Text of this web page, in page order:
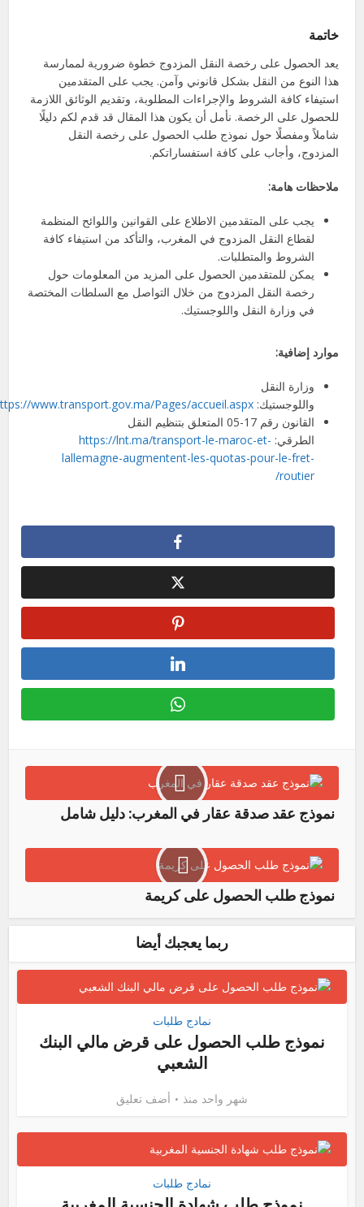
خاتمة
يعد الحصول على رخصة النقل المزدوج خطوة ضرورية لممارسة
هذا النوع من النقل بشكل قانوني وآمن. يجب على المتقدمين
استيفاء كافة الشروط والإجراءات المطلوبة، وتقديم الوثائق اللازمة
للحصول على الرخصة. نأمل أن يكون هذا المقال قد قدم لكم دليلًا
شاملاً ومفصلًا حول نموذج طلب الحصول على رخصة النقل
المزدوج، وأجاب على كافة استفساراتكم.
ملاحظات هامة:
يجب على المتقدمين الاطلاع على القوانين واللوائح المنظمة
لقطاع النقل المزدوج في المغرب، والتأكد من استيفاء كافة
الشروط والمتطلبات.
يمكن للمتقدمين الحصول على المزيد من المعلومات حول
رخصة النقل المزدوج من خلال التواصل مع السلطات المختصة
في وزارة النقل واللوجستيك.
موارد إضافية:
وزارة النقل
واللوجستيك:www.transport.gov.ma/Pages/accueil.aspx
القانون رقم 17-05 المتعلق بتنظيم النقل
الطرقي: https://lnt.ma/transport-le-maroc-et-
lallemagne-augmentent-les-quotas-pour-le-fret-
routier/
نموذج عقد صدقة عقار في المغرب: دليل شامل
نموذج طلب الحصول على كريمة
ربما يعجبك أيضا
نمادج طلبات
نموذج طلب الحصول على قرض مالي البنك
الشعبي
شهر واحد منذ أضف تعليق
نمادج طلبات